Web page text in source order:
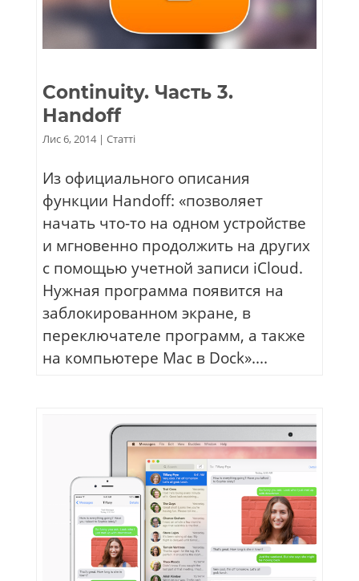
Continuity. Часть 3.
Handoff
Лис 6, 2014| Статті
Из официального описания
функции Handoff: «позволяет
начать что-то на одном устройстве
и мгновенно продолжить на других
с помощью учетной записи iCloud.
Нужная программа появится на
заблокированном экране, в
переключателе программ, а также
на компьютере Mac в Dock»....